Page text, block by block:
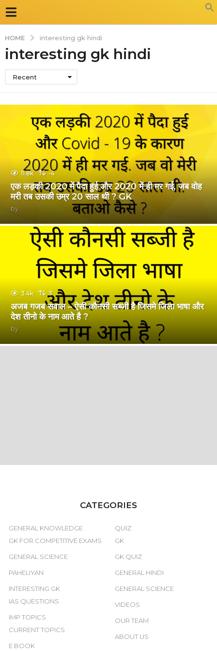
HOME interesting gk hindi
interesting gk hindi
Recent
11.8k -4
एक लड़की 2020 में पैदा हुई और 2020 में ही मर गई, जब वोह
मरी तब उसकी उम्र 20 साल थी ? GK
by
3.4k 3
अजब गजब सवाल – ऐसी कौनसी सब्जी है जिसमे जिला भाषा और
देश तीनो के नाम आते है ?
by
CATEGORIES
GENERAL KNOWLEDGE
GK FOR COMPETITIVE EXAMS
GENERAL SCIENCE
PAHELIYAN
INTERESTING GK
IAS QUESTIONS
IMP TOPICS
CURRENT TOPICS
E BOOK
QUIZ
GK
GK QUIZ
GENERAL HINDI
GENERAL SCIENCE
VIDEOS
OUR TEAM
ABOUT US